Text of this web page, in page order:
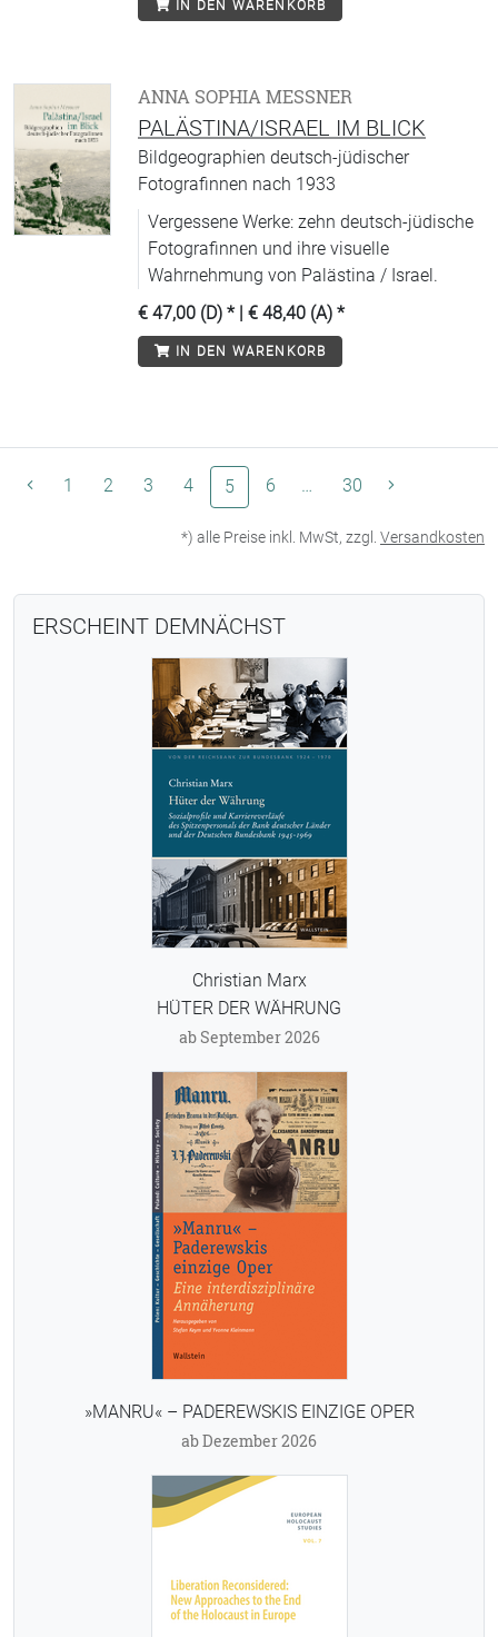
IN DEN WARENKORB
ANNA SOPHIA MESSNER
PALÄSTINA/ISRAEL IM BLICK
Bildgeographien deutsch-jüdischer
Fotografinnen nach 1933
Vergessene Werke: zehn deutsch-jüdische
Fotografinnen und ihre visuelle
Wahrnehmung von Palästina / Israel.
€ 47,00 (D) * | € 48,40 (A) *
IN DEN WARENKORB
1 2 3 4 5 (aktuelle Seite)
6 … 30
*) alle Preise inkl. MwSt, zzgl. Versandkosten
ERSCHEINT DEMNÄCHST
Christian Marx
HÜTER DER WÄHRUNG
ab September 2026
»MANRU« – PADEREWSKIS EINZIGE OPER
ab Dezember 2026